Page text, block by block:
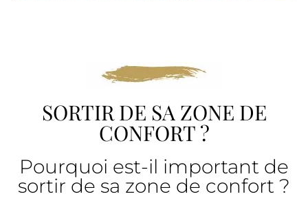
SORTIR DE SA ZONE DE
CONFORT ?
Pourquoi est-il important de
sortir de sa zone de confort ?